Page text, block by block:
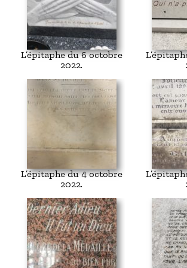
L’épitaphe du 6 octobre
2022.
L’épitaphe du 4 octobre
2022.